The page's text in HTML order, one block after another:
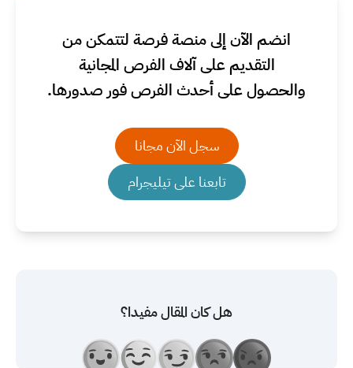
انضم الآن إلى منصة فرصة لتتمكن من
التقديم على آلاف الفرص المجانية
والحصول على أحدث الفرص فور صدورها.
سجل الآن مجانا
تابعنا على تيليجرام
هل كان المقال مفيدا؟